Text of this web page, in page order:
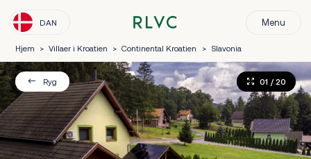
DAN Menu
Hjem > Villaer i Kroatien > Continental Kroatien > Slavonia
Ryg 01 / 20